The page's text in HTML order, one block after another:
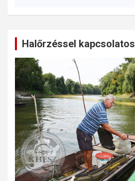
Halőrzéssel